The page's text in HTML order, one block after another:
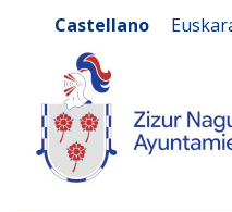
Castellano